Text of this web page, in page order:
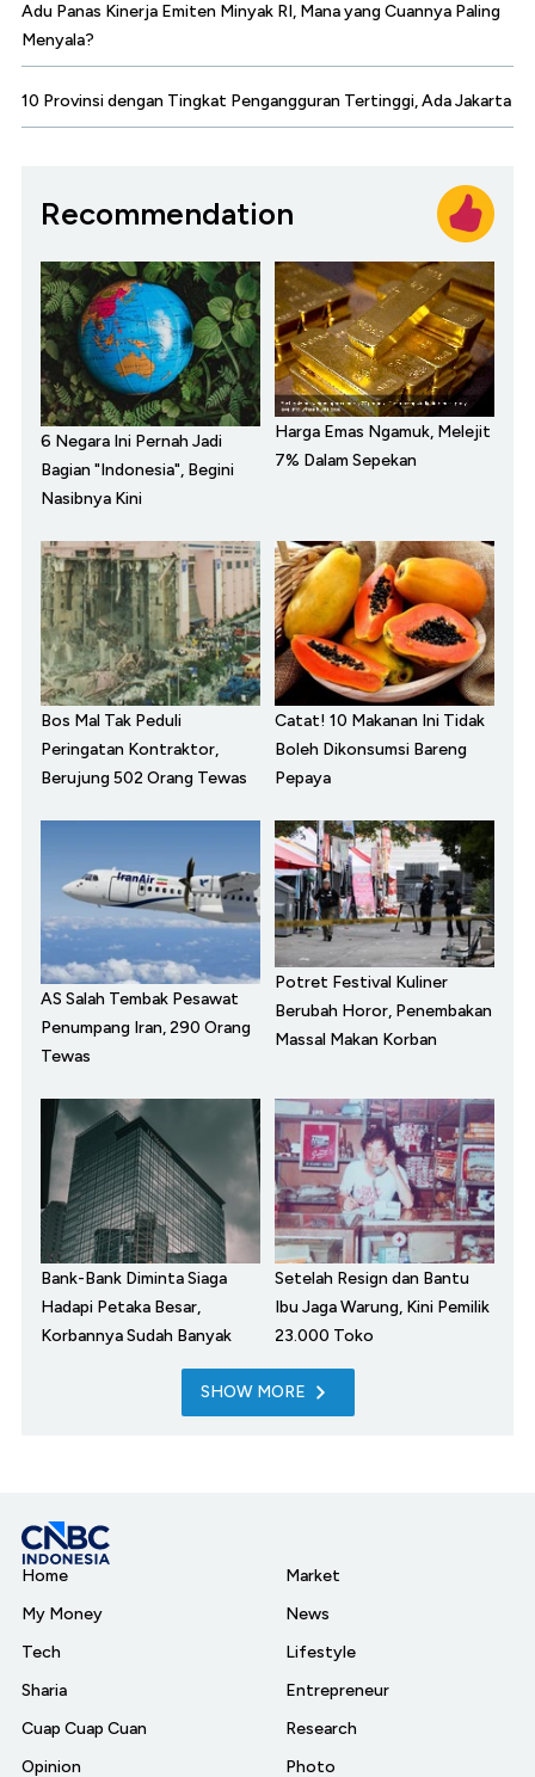
Adu Panas Kinerja Emiten Minyak RI, Mana yang Cuannya Paling
Menyala?
10 Provinsi dengan Tingkat Pengangguran Tertinggi, Ada Jakarta
Recommendation
6 Negara Ini Pernah Jadi
Bagian "Indonesia", Begini
Nasibnya Kini
Harga Emas Ngamuk, Melejit
7% Dalam Sepekan
Bos Mal Tak Peduli
Peringatan Kontraktor,
Berujung 502 Orang Tewas
Catat! 10 Makanan Ini Tidak
Boleh Dikonsumsi Bareng
Pepaya
AS Salah Tembak Pesawat
Penumpang Iran, 290 Orang
Tewas
Potret Festival Kuliner
Berubah Horor, Penembakan
Massal Makan Korban
Bank-Bank Diminta Siaga
Hadapi Petaka Besar,
Korbannya Sudah Banyak
Setelah Resign dan Bantu
Ibu Jaga Warung, Kini Pemilik
23.000 Toko
SHOW MORE
Home
My Money
Tech
Sharia
Cuap Cuap Cuan
Opinion
Market
News
Lifestyle
Entrepreneur
Research
Photo